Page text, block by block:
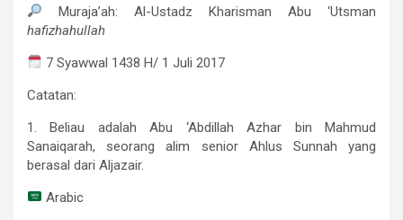
Muraja’ah: Al-Ustadz Kharisman Abu ‘Utsman
hafizhahullah
7 Syawwal 1438 H/ 1 Juli 2017
Catatan:
1. Beliau adalah Abu ‘Abdillah Azhar bin Mahmud
Sanaiqarah, seorang alim senior Ahlus Sunnah yang
berasal dari Aljazair.
Arabic